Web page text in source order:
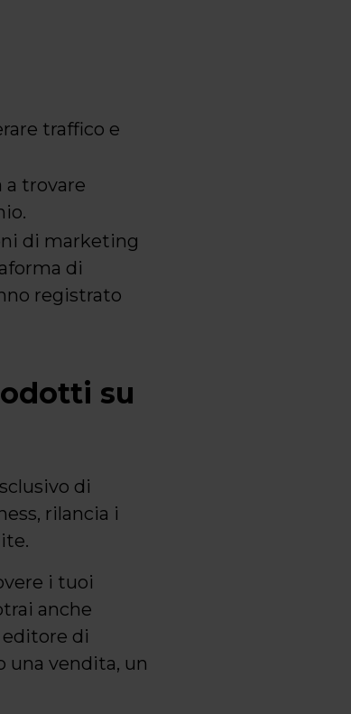
traffico e
a trovare
di marketing
di
registrato
su
di
rilancia i
i tuoi
anche
di
una vendita, un